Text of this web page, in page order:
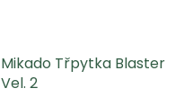
Mikado Třpytka Blaster
Vel. 2